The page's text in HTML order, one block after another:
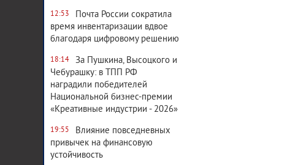
12:53
Почта России сократила
время инвентаризации вдвое
благодаря цифровому решению
18:14
За Пушкина, Высоцкого и
Чебурашку: в ТПП РФ
наградили победителей
Национальной бизнес-премии
«Креативные индустрии - 2026»
19:55
Влияние повседневных
привычек на финансовую
устойчивость